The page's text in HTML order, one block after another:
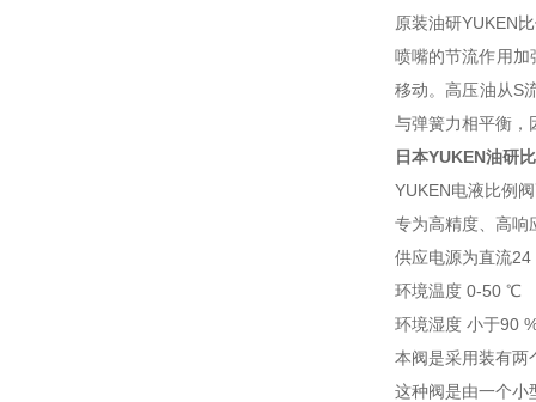
原装油研YUKEN
喷嘴的节流作用加
移动。高压油从S
与弹簧力相平衡，
日本YUKEN油研
YUKEN电液比例
专为高精度、高
供应电源为直流
环境温度 0-50 ℃
环境湿度 小于90
本阀是采用装有两
这种阀是由一个小